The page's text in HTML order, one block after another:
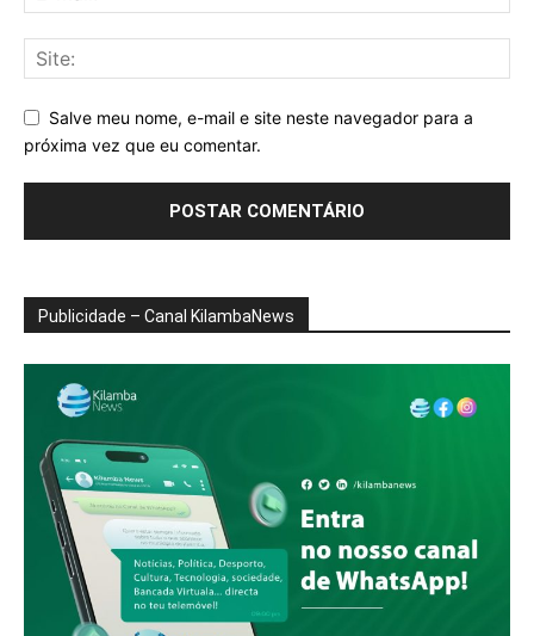
Salve meu nome, e-mail e site neste navegador para a
próxima vez que eu comentar.
Publicidade – Canal KilambaNews